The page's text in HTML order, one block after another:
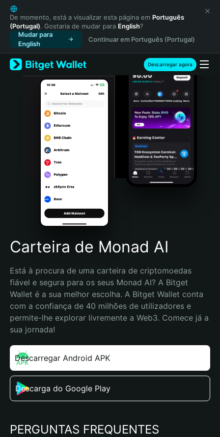
English
日本語
Tiếng Việt
Русский
Español (Latinoamérica)
Türkçe
Italiano
Português (Portugal)
Bahasa Indonesia
Português (Brasil)
Español (Argentina)
De momento, está a visualizar esta página em Português
(Portugal). Gostaria de mudar para English?
Mudar para
English
Continuar em Português (Portugal)
Descarregar agora
Carteira de Monad AI
Está à procura de uma carteira de criptomoedas
fiável e segura para os seus Monad AI? A Bitget
Wallet é a sua melhor escolha. A Bitget Wallet conta
com a confiança de 40 milhões de utilizadores e
permite-lhe explorar livremente a Web3. Comece já a
sua jornada!
Descarregar Android APK
Descarga do Google Play
PERGUNTAS FREQUENTES